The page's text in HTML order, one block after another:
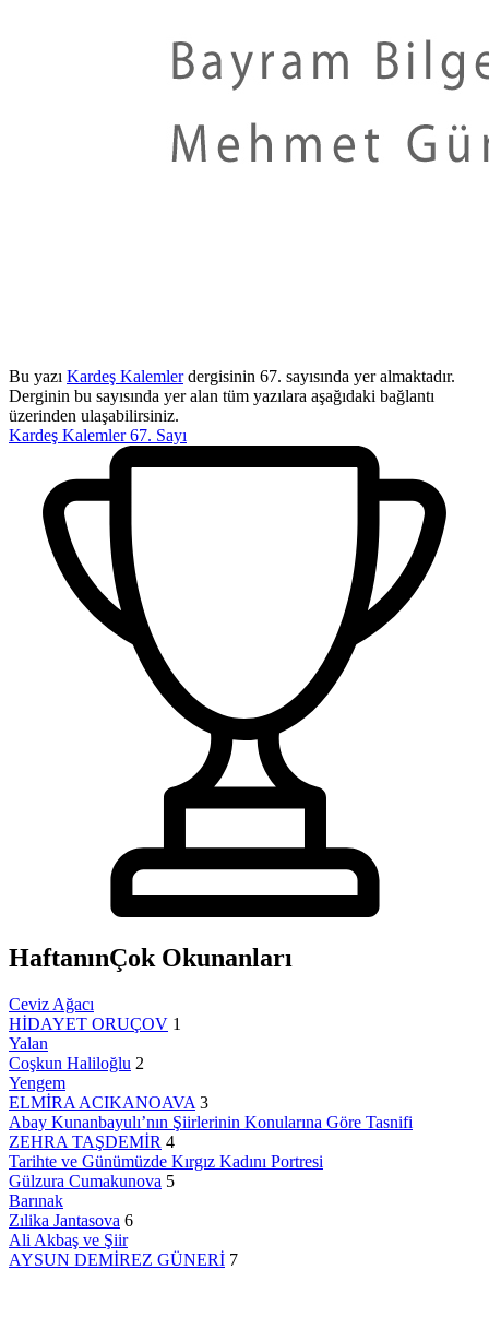
Bu yazı Kardeş Kalemlerdergisinin 67. sayısında yer almaktadır.
Derginin bu sayısında yer alan tüm yazılara aşağıdaki bağlantı
üzerinden ulaşabilirsiniz.
Kardeş Kalemler 67. Sayı
HaftanınÇok Okunanları
Ceviz Ağacı
HİDAYET ORUÇOV 1
Yalan
Coşkun Haliloğlu 2
Yengem
ELMİRA ACIKANOAVA 3
Abay Kunanbayulı’nın Şiirlerinin Konularına Göre Tasnifi
ZEHRA TAŞDEMİR 4
Tarihte ve Günümüzde Kırgız Kadını Portresi
Gülzura Cumakunova 5
Barınak
Zılika Jantasova 6
Ali Akbaş ve Şiir
AYSUN DEMİREZ GÜNERİ 7